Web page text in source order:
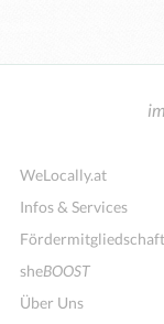
WeLocally.at
Infos & Services
Fördermitgliedschaft
sheBOOST
Über Uns